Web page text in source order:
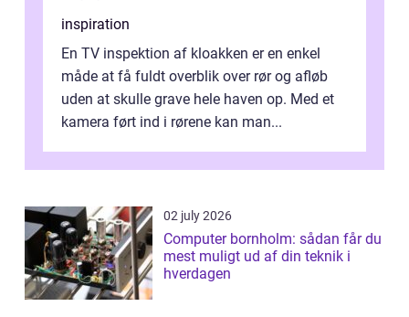
inspiration
En TV inspektion af kloakken er en enkel
måde at få fuldt overblik over rør og afløb
uden at skulle grave hele haven op. Med et
kamera ført ind i rørene kan man...
02 july 2026
Computer bornholm: sådan får du
mest muligt ud af din teknik i
hverdagen